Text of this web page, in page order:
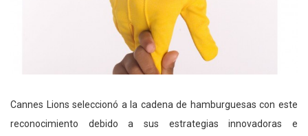
Cannes Lions seleccionó a la cadena de hamburguesas con este
reconocimiento debido a sus estrategias innovadoras e